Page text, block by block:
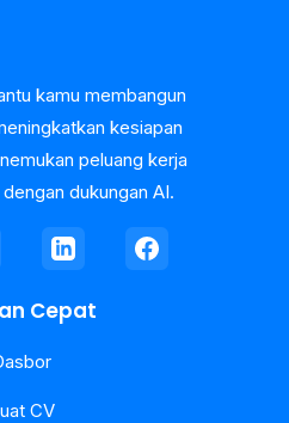
kamu membangun
kesiapan
peluang kerja
dukungan AI.
Cepat
CV